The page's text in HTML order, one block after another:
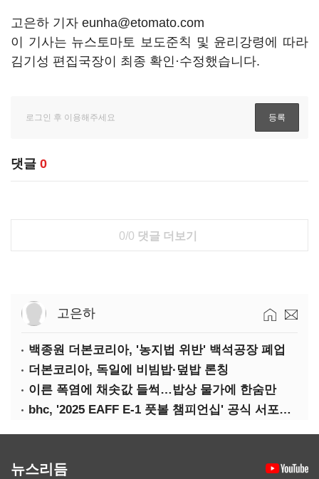
고은하 기자 eunha@etomato.com
이 기사는 뉴스토마토 보도준칙 및 윤리강령에 따라
김기성 편집국장이 최종 확인·수정했습니다.
댓글 0
0/0 댓글 더보기
고은하
백종원 더본코리아, '농지법 위반' 백석공장 폐업
더본코리아, 독일에 비빔밥·덮밥 론칭
이른 폭염에 채솟값 들썩…밥상 물가에 한숨만
bhc, '2025 EAFF E-1 풋볼 챔피언십' 공식 서포터 참여
뉴스리듬